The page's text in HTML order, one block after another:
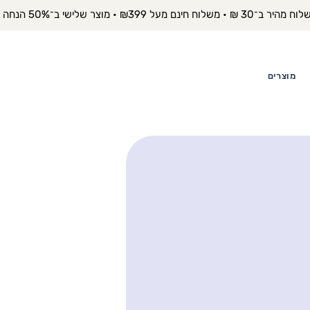
ב־30 ₪ • משלוח חינם מעל ₪399 • מוצר שלישי ב־50% הנחה
מוצרים